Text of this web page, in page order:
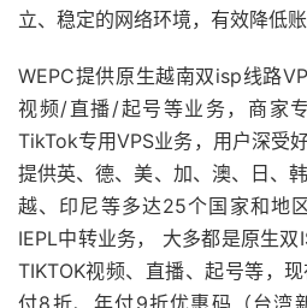
立、稳定的网络环境，有效降低账
WEPC提供原生越南双isp线路
视频/直播/起号等业务，商家
TikTok专用VPS业务，用户深受
提供英、德、美、加、澳、日、
越、印尼等多达25个国家和地
IEPL中转业务， 大多都是原生
TIKTOK视频、直播、起号等，
付8折、年付9折优惠码（台湾